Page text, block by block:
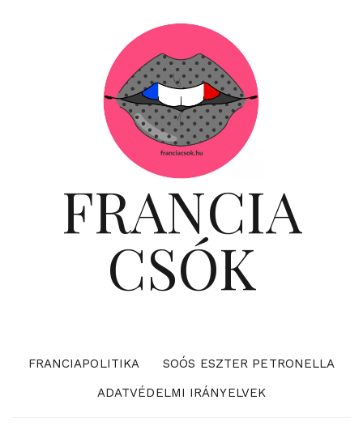
FRANCIA
CSÓK
FRANCIAPOLITIKA
SOÓS ESZTER PETRONELLA
ADATVÉDELMI IRÁNYELVEK